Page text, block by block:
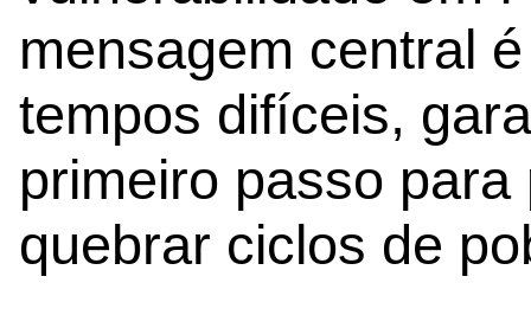
mensagem central
tempos difíceis,
primeiro passo
quebrar ciclos de